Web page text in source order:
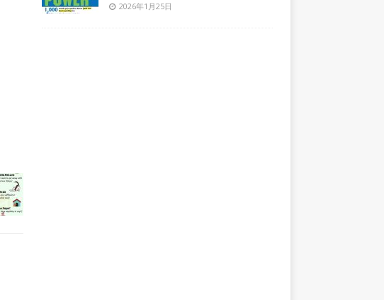
2026年1月25日